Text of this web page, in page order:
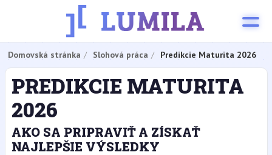
Domovská stránka Slohová práca Predikcie Maturita 2026
PREDIKCIE MATURITA
2026
AKO SA PRIPRAVIŤ A ZÍSKAŤ
NAJLEPŠIE VÝSLEDKY